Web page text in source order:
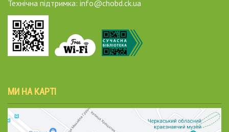
Технічна підтримка: info@chobd.ck.ua
МИ НА КАРТІ